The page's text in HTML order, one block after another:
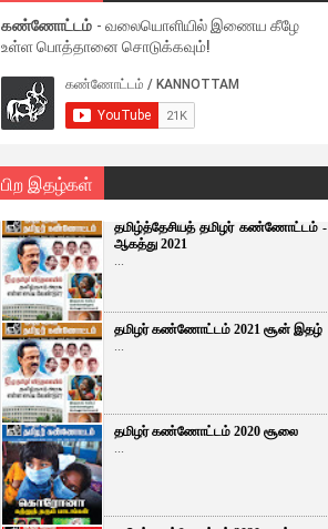
கண்ணோட்டம் - வலையொளியில் இணைய கீழே
உள்ள பொத்தானை சொடுக்கவும்!
பிற இதழ்கள்
தமிழ்த்தேசியத் தமிழர் கண்ணோட்டம் -
ஆகத்து 2021
...
தமிழர் கண்ணோட்டம் 2021 சூன் இதழ்
...
தமிழர் கண்ணோட்டம் 2020 சூலை
...